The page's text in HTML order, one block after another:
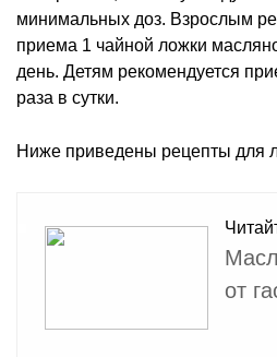
минимальных доз. Взрослым
приема 1 чайной ложки
день. Детям рекомендуется
раза в сутки.
Ниже приведены рецепты для
от